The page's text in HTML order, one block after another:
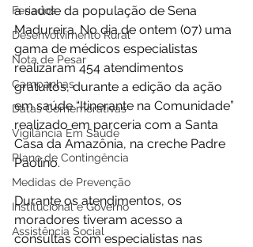
Feriados
Desenvolvimento Rural
Nota de Pesar
Campanhas
Datas Comemorativas
Vigilância Em Saúde
Plano de Contingência
Medidas de Prevenção
Institucional e Governo
Assistência Social
a saúde da população de Sena
Madureira. No dia de ontem (07) uma
gama de médicos especialistas
realizaram 454 atendimentos
gratuitos, durante a edição da ação
em saúde “Itinerante na Comunidade”
realizado em parceria com a Santa
Casa da Amazônia, na creche Padre
Paolino.
Durante os atendimentos, os
moradores tiveram acesso a
consultas com especialistas nas